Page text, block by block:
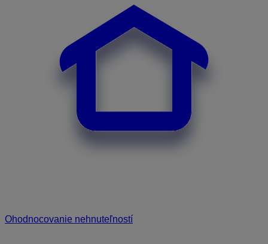
Ohodnocovanie nehnuteľností